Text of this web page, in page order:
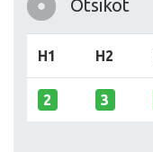
Otsikot
H1 H2
2 3